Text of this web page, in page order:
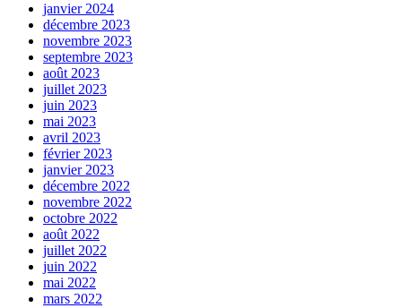
janvier 2024
décembre 2023
novembre 2023
septembre 2023
août 2023
juillet 2023
juin 2023
mai 2023
avril 2023
février 2023
janvier 2023
décembre 2022
novembre 2022
octobre 2022
août 2022
juillet 2022
juin 2022
mai 2022
mars 2022